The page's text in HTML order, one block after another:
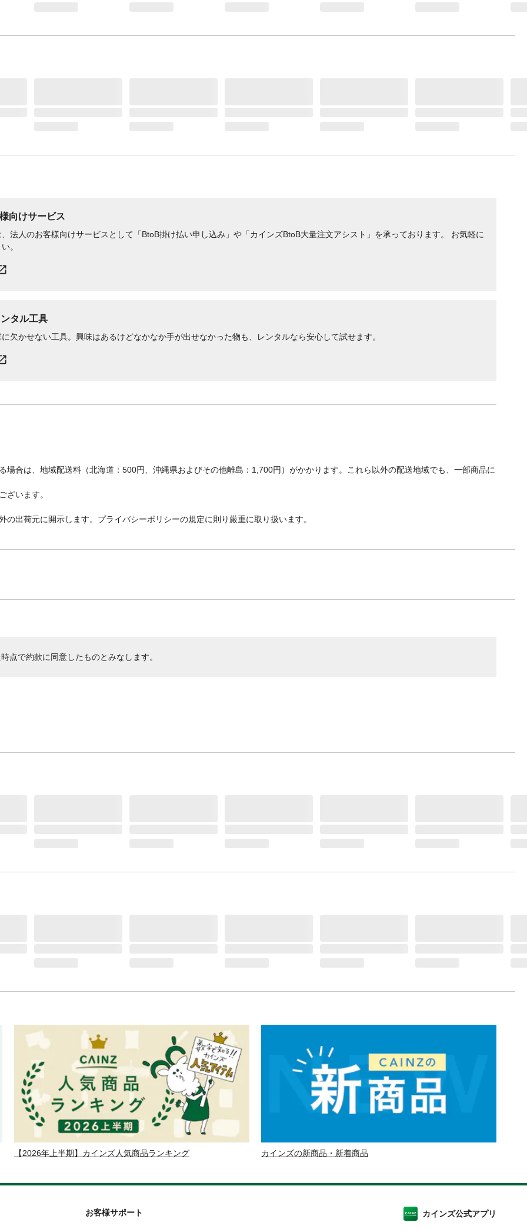
向けサービス
法人のお客様向けサービスとして「BtoB掛け払い申し込み」や「カインズBtoB大量注文アシスト」を承っております。 お気軽に
。
タル工具
欠かせない工具。興味はあるけどなかなか手が出せなかった物も、レンタルなら安心して試せます。
合は、地域配送料（北海道：500円、沖縄県およびその他離島：1,700円）がかかります。これら以外の配送地域でも、一部商品に
ざいます。
出荷元に開示します。プライバシーポリシーの規定に則り厳重に取り扱います。
点で約款に同意したものとみなします。
【2026年上半期】カインズ人気商品ランキング カインズの新商品・新着商品
お客様サポート カインズ公式アプリ